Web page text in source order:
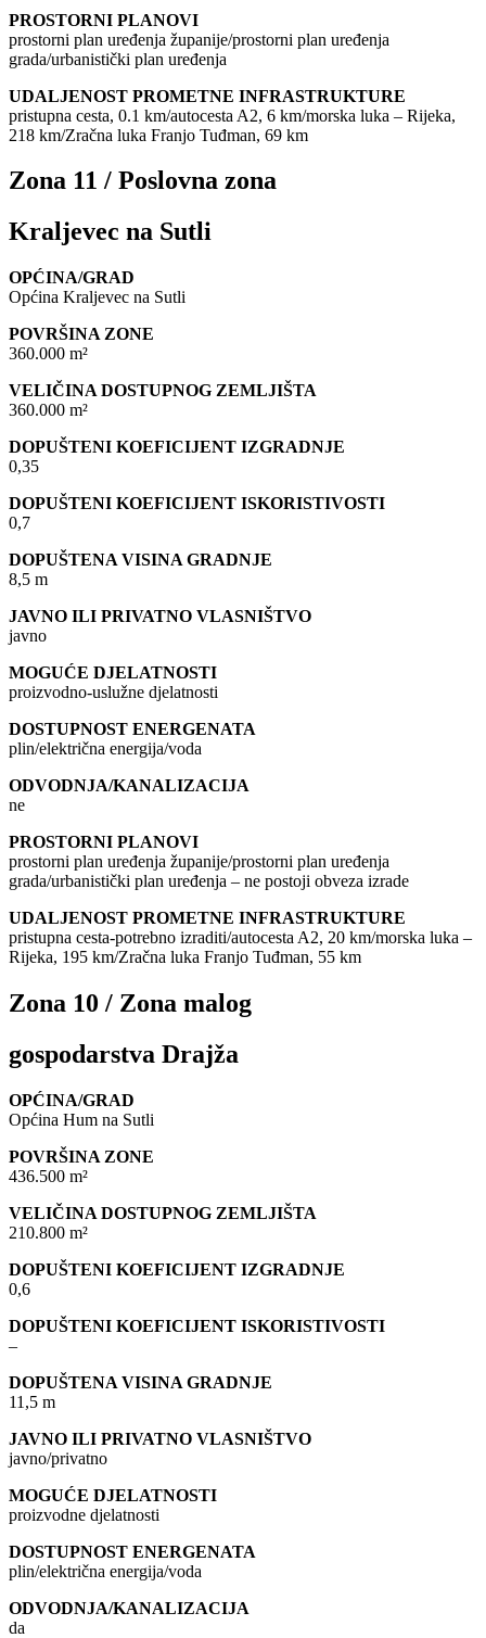
PROSTORNI PLANOVI
prostorni plan uređenja županije/prostorni plan uređenja
grada/urbanistički plan uređenja
UDALJENOST PROMETNE INFRASTRUKTURE
pristupna cesta, 0.1 km/autocesta A2, 6 km/morska luka – Rijeka,
218 km/Zračna luka Franjo Tuđman, 69 km
Zona 11 / Poslovna zona
Kraljevec na Sutli
OPĆINA/GRAD
Općina Kraljevec na Sutli
POVRŠINA ZONE
360.000 m²
VELIČINA DOSTUPNOG ZEMLJIŠTA
360.000 m²
DOPUŠTENI KOEFICIJENT IZGRADNJE
0,35
DOPUŠTENI KOEFICIJENT ISKORISTIVOSTI
0,7
DOPUŠTENA VISINA GRADNJE
8,5 m
JAVNO ILI PRIVATNO VLASNIŠTVO
javno
MOGUĆE DJELATNOSTI
proizvodno-uslužne djelatnosti
DOSTUPNOST ENERGENATA
plin/električna energija/voda
ODVODNJA/KANALIZACIJA
ne
PROSTORNI PLANOVI
prostorni plan uređenja županije/prostorni plan uređenja
grada/urbanistički plan uređenja – ne postoji obveza izrade
UDALJENOST PROMETNE INFRASTRUKTURE
pristupna cesta-potrebno izraditi/autocesta A2, 20 km/morska luka –
Rijeka, 195 km/Zračna luka Franjo Tuđman, 55 km
Zona 10 / Zona malog
gospodarstva Drajža
OPĆINA/GRAD
Općina Hum na Sutli
POVRŠINA ZONE
436.500 m²
VELIČINA DOSTUPNOG ZEMLJIŠTA
210.800 m²
DOPUŠTENI KOEFICIJENT IZGRADNJE
0,6
DOPUŠTENI KOEFICIJENT ISKORISTIVOSTI
–
DOPUŠTENA VISINA GRADNJE
11,5 m
JAVNO ILI PRIVATNO VLASNIŠTVO
javno/privatno
MOGUĆE DJELATNOSTI
proizvodne djelatnosti
DOSTUPNOST ENERGENATA
plin/električna energija/voda
ODVODNJA/KANALIZACIJA
da